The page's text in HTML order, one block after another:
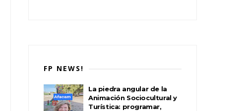
FP NEWS!
La piedra angular de la
Animación Sociocultural y
Turística: programar,